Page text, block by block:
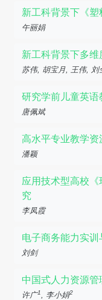
新工科背景下《
午丽娟
新工科背景下多维
苏伟, 胡宝月, 王伟, 刘
研究学前儿童英语
唐佩斌
高水平专业教学
潘颖
应用技术型高校
究
李凤霞
电子商务能力实
刘剑
中国式人力资源
许广1, 李小娟2